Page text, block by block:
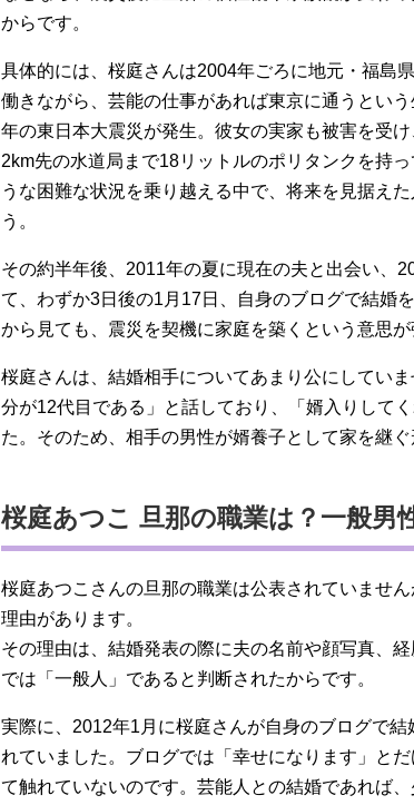
からです。
具体的には、桜庭さんは2004年ごろに地元・福島
働きながら、芸能の仕事があれば東京に通うとい
年の東日本大震災が発生。彼女の実家も被害を受
2km先の水道局まで18リットルのポリタンクを持
うな困難な状況を乗り越える中で、将来を見据え
う。
その約半年後、2011年の夏に現在の夫と出会い、
て、わずか3日後の1月17日、自身のブログで結婚
から見ても、震災を契機に家庭を築くという意思
桜庭さんは、結婚相手についてあまり公にしてい
分が12代目である」と話しており、「婿入りして
た。そのため、相手の男性が婿養子として家を継
桜庭あつこ 旦那の職業は？一般男
桜庭あつこさんの旦那の職業は公表されていませ
理由があります。
その理由は、結婚発表の際に夫の名前や顔写真、
では「一般人」であると判断されたからです。
実際に、2012年1月に桜庭さんが自身のブログで
れていました。ブログでは「幸せになります」と
て触れていないのです。芸能人との結婚であれば